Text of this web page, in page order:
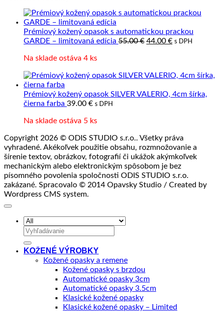
prírodná
a
jej
Prémiový kožený opasok s automatickou prackou
GARDE – limitovaná edícia 55.00€ Pôvodná
44.00 €Aktuálna
s DPH
Na sklade ostáva 4 ks
Prémiový kožený opasok SILVER VALERIO, 4cm šírka,
čierna farba 39.00 € s DPH
Na sklade ostáva 5 ks
Copyright 2026 © ODIS STUDIO s.r.o.. Všetky práva
vyhradené. Akékoľvek použitie obsahu, rozmnožovanie a
šírenie textov, obrázkov, fotografií či ukážok akýmkoľvek
mechanickým alebo elektronickým spôsobom je bez
písomného povolenia spoločnosti ODIS STUDIO s.r.o.
zakázané. Spracovalo © 2014 Opavsky Studio / Created by
Wordpress CMS system.
Hľadať:
KOŽENÉ VÝROBKY
Kožené opasky a remene
Kožené opasky s brzdou
Automatické opasky 3cm
Automatické opasky 3.5cm
Klasické kožené opasky
Klasické kožené opasky – Limited